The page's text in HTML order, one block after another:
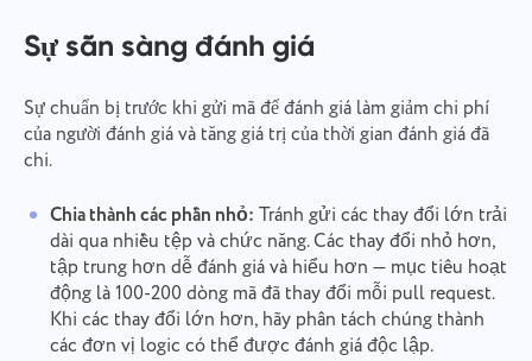
Sự sẵn sàng đánh giá
Sự chuẩn bị trước khi gửi mã để đánh giá làm giảm chi phí
của người đánh giá và tăng giá trị của thời gian đánh giá đã
chi.
Chia thành các phần nhỏ: Tránh gửi các thay đổi lớn trải
dài qua nhiều tệp và chức năng. Các thay đổi nhỏ hơn,
tập trung hơn dễ đánh giá và hiểu hơn — mục tiêu hoạt
động là 100-200 dòng mã đã thay đổi mỗi pull request.
Khi các thay đổi lớn hơn, hãy phân tách chúng thành
các đơn vị logic có thể được đánh giá độc lập.